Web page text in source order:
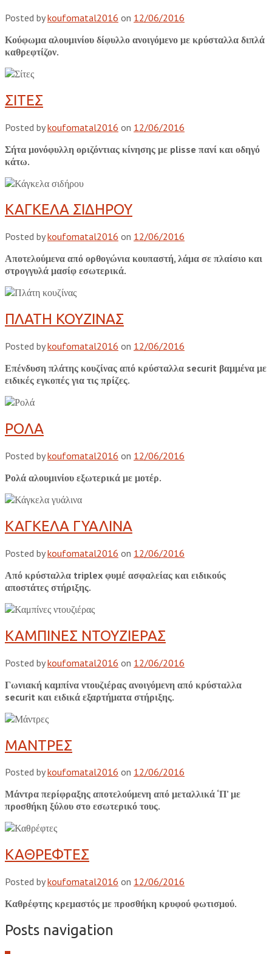
Posted bykoufomatal2016 on 12/06/2016
Κούφωμα αλουμινίου δίφυλλο ανοιγόμενο με κρύσταλλα διπλά
καθρεφτίζον.
ΣΙΤΕΣ
Posted bykoufomatal2016 on 12/06/2016
Σήτα μονόφυλλη οριζόντιας κίνησης με plisse πανί και οδηγό
κάτω.
ΚΑΓΚΕΛΑ ΣΙΔΗΡΟΥ
Posted bykoufomatal2016 on 12/06/2016
Αποτελούμενα από ορθογώνια κουπαστή, λάμα σε πλαίσιο και
στρογγυλά μασίφ εσωτερικά.
ΠΛΑΤΗ ΚΟΥΖΙΝΑΣ
Posted bykoufomatal2016 on 12/06/2016
Επένδυση πλάτης κουζίνας από κρύσταλλα securit βαμμένα με
ειδικές εγκοπές για τις πρίζες.
ΡΟΛΑ
Posted bykoufomatal2016 on 12/06/2016
Ρολά αλουμινίου εξωτερικά με μοτέρ.
ΚΑΓΚΕΛΑ ΓΥΑΛΙΝΑ
Posted bykoufomatal2016 on 12/06/2016
Από κρύσταλλα triplex φυμέ ασφαλείας και ειδικούς
αποστάτες στήριξης.
ΚΑΜΠΙΝΕΣ ΝΤΟΥΖΙΕΡΑΣ
Posted bykoufomatal2016 on 12/06/2016
Γωνιακή καμπίνα ντουζιέρας ανοιγόμενη από κρύσταλλα
securit και ειδικά εξαρτήματα στήριξης.
ΜΑΝΤΡΕΣ
Posted bykoufomatal2016 on 12/06/2016
Μάντρα περίφραξης αποτελούμενη από μεταλλικά ‘Π’ με
προσθήκη ξύλου στο εσωτερικό τους.
ΚΑΘΡΕΦΤΕΣ
Posted bykoufomatal2016 on 12/06/2016
Καθρέφτης κρεμαστός με προσθήκη κρυφού φωτισμού.
Posts navigation